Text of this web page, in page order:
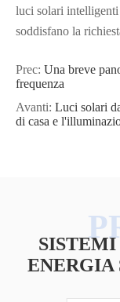
luci solari
soddisfano la
Prec: Una breve
frequenza
Avanti: Luci solari
di casa e
ENERGIA